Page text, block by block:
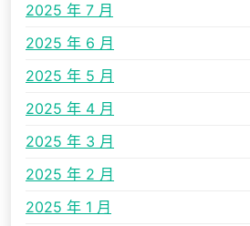
2025 年 7 月
2025 年 6 月
2025 年 5 月
2025 年 4 月
2025 年 3 月
2025 年 2 月
2025 年 1 月